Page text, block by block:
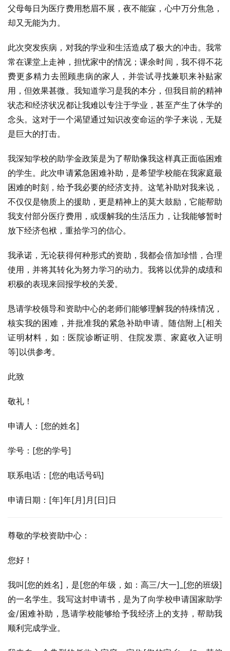
父母每日为医疗费用愁眉不展，夜不能寐，心中万分焦急，
却又无能为力。
此次突发疾病，对我的学业和生活造成了极大的冲击。我常
常在课堂上走神，担忧家中的情况；课余时间，我不得不花
费更多精力去照顾患病的家人，并尝试寻找兼职来补贴家
用，但效果甚微。我知道学习是我的本分，但我目前的精神
状态和经济状况都让我难以专注于学业，甚至产生了休学的
念头。这对于一个渴望通过知识改变命运的学子来说，无疑
是巨大的打击。
我深知学校的助学金政策是为了帮助像我这样真正面临困难
的学生。此次申请紧急困难补助，是希望学校能在我家庭最
困难的时刻，给予我必要的经济支持。这笔补助对我来说，
不仅仅是物质上的援助，更是精神上的莫大鼓励，它能帮助
我支付部分医疗费用，或缓解我的生活压力，让我能够暂时
放下经济包袱，重拾学习的信心。
我承诺，无论获得何种形式的资助，我都会倍加珍惜，合理
使用，并将其转化为努力学习的动力。我将以优异的成绩和
积极的表现来回报学校的关爱。
恳请学校领导和资助中心的老师们能够理解我的特殊情况，
核实我的困难，并批准我的紧急补助申请。随信附上[相关
证明材料，如：医院诊断证明、住院发票、家庭收入证明
等]以供参考。
此致
敬礼！
申请人：[您的姓名]
学号：[您的学号]
联系电话：[您的电话号码]
申请日期：[年]年[月]月[日]日
尊敬的学校资助中心：
您好！
我叫[您的姓名]，是[您的年级，如：高三/大一]_[您的班级]
的一名学生。我写这封申请书，是为了向学校申请国家助学
金/困难补助，恳请学校能够给予我经济上的支持，帮助我
顺利完成学业。